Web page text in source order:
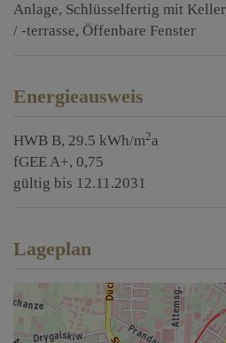
Anlage Schlüsselfertig mit Keller
/ -terrasse Öffenbare Fenster
Energieausweis
HWB B, 29.5 kWh/m2a
fGEEA+, 0,75
gültig bis 12.11.2031
Lageplan